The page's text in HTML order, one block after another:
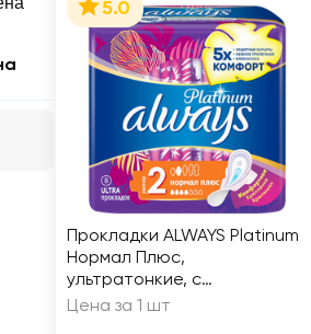
5.0
Прокладки ALWAYS Platinum
Нормал Плюс,
ультратонкие, с
крылышками, 8шт
Цена за 1 шт